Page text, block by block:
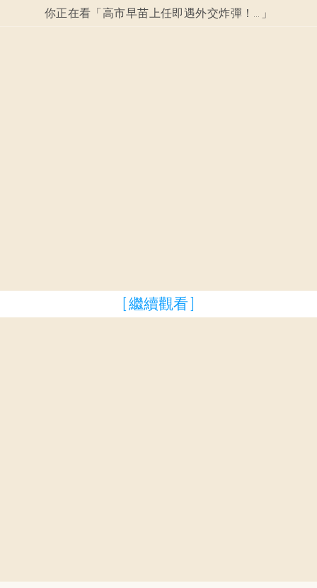
你正在看「 高市早苗上任即遇外交炸彈！中國三要求的隱藏政治玄機！ 」
[ 繼續觀看 ]